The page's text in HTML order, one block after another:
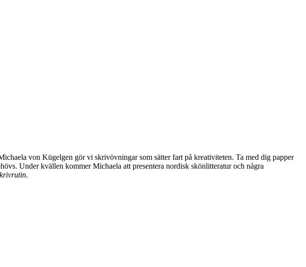
von Kügelgen gör vi skrivövningar som sätter fart på kreativiteten. Ta med dig papper
Under kvällen kommer Michaela att presentera nordisk skönlitteratur och några
.